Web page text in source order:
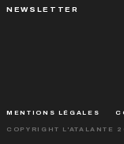
NEWSLETTER
MENTIONS LÉGALES
COPYRIGHT L'ATALANTE